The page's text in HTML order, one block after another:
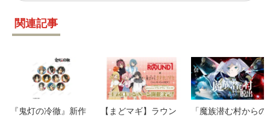
関連記事
『鬼灯の冷徹』新作
【まどマギ】ラウン
「魔族潜む村からの